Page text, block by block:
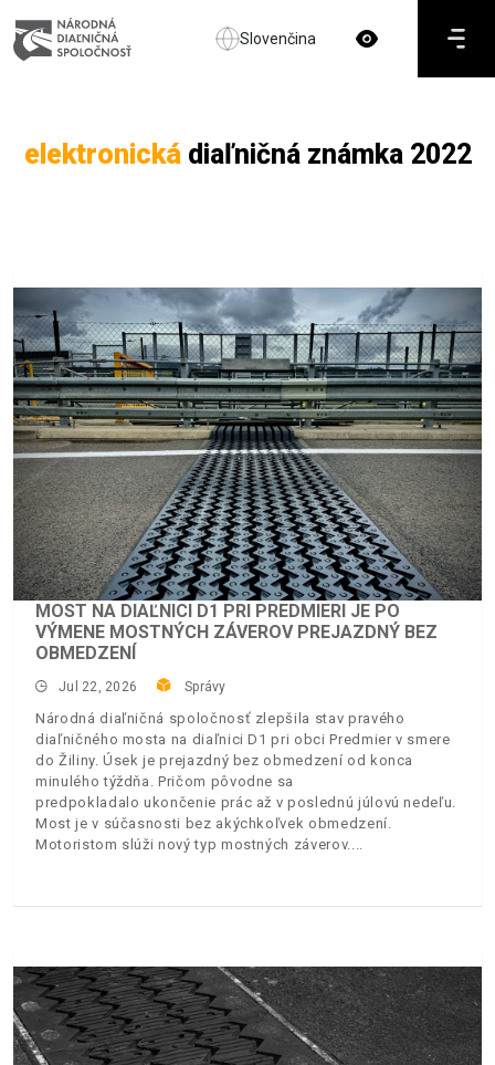
Slovenčina
elektronickádiaľničná známka 2022
MOST NA DIAĽNICI D1 PRI PREDMIERI JE PO
VÝMENE MOSTNÝCH ZÁVEROV PREJAZDNÝ BEZ
OBMEDZENÍ
Jul 22, 2026 Správy
Národná diaľničná spoločnosť zlepšila stav pravého
diaľničného mosta na diaľnici D1 pri obci Predmier v smere
do Žiliny. Úsek je prejazdný bez obmedzení od konca
minulého týždňa. Pričom pôvodne sa
predpokladalo ukončenie prác až v poslednú júlovú nedeľu.
Most je v súčasnosti bez akýchkoľvek obmedzení.
Motoristom slúži nový typ mostných záverov.